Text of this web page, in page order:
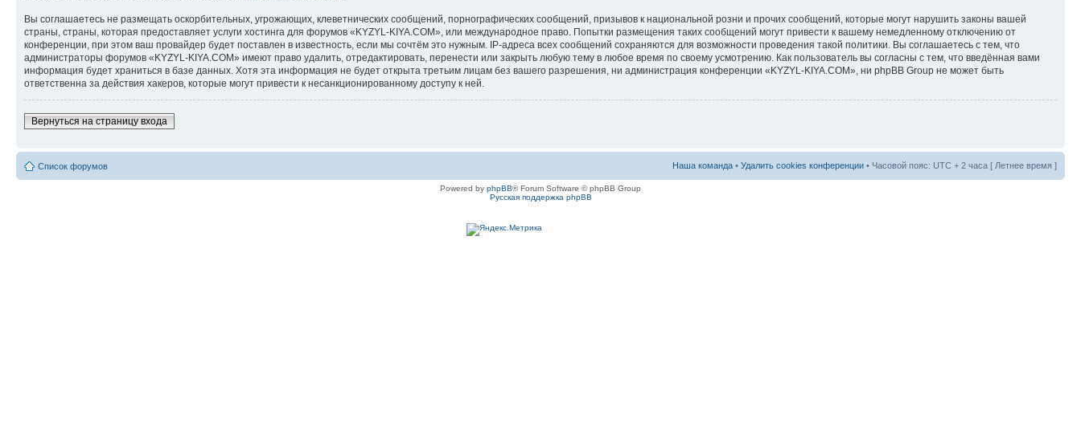
Вы соглашаетесь не размещать оскорбительных, угрожающих, клеветнических сообщений, порнографических сообщений, призывов к национальной розни и прочих сообщений, которые могут нарушить законы вашей
страны, страны, которая предоставляет услуги хостинга для форумов «KYZYL-KIYA.COM», или международное право. Попытки размещения таких сообщений могут привести к вашему немедленному отключению от
конференции, при этом ваш провайдер будет поставлен в известность, если мы сочтём это нужным. IP-адреса всех сообщений сохраняются для возможности проведения такой политики. Вы соглашаетесь с тем, что
администраторы форумов «KYZYL-KIYA.COM» имеют право удалить, отредактировать, перенести или закрыть любую тему в любое время по своему усмотрению. Как пользователь вы согласны с тем, что введённая вами
информация будет храниться в базе данных. Хотя эта информация не будет открыта третьим лицам без вашего разрешения, ни администрация конференции «KYZYL-KIYA.COM», ни phpBB Group не может быть
ответственна за действия хакеров, которые могут привести к несанкционированному доступу к ней.
Вернуться на страницу входа
Список форумов Наша команда • Удалить cookies конференции • Часовой пояс: UTC + 2 часа [ Летнее время ]
Powered by phpBB® Forum Software © phpBB Group
Русская поддержка phpBB